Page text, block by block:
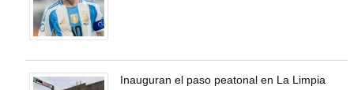
Inauguran el paso peatonal en La Limpia